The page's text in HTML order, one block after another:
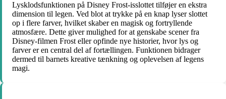
Lysklodsfunktionen på Disney Frost-isslottet tilføjer en ekstra
dimension til legen. Ved blot at trykke på en knap lyser slottet
op i flere farver, hvilket skaber en magisk og fortryllende
atmosfære. Dette giver mulighed for at genskabe scener fra
Disney-filmen Frost eller opfinde nye historier, hvor lys og
farver er en central del af fortællingen. Funktionen bidrager
dermed til barnets kreative tænkning og oplevelsen af legens
magi.